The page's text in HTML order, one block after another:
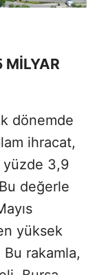
MİLYAR
dönemde
ihracat,
yüzde 3,9
değerle
yüksek
rakamla,